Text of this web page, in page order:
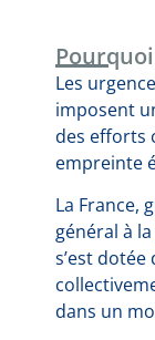
Les
imposent
des efforts
empreinte
La France,
général à
s’est
dans un